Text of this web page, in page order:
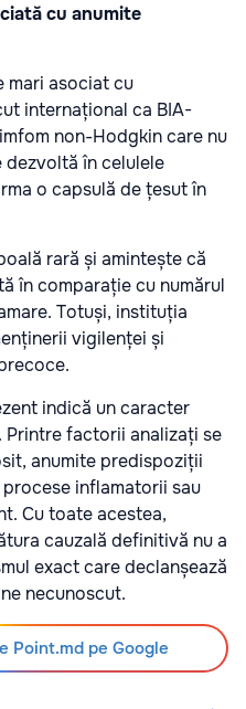
cu anumite
mari asociat cu
internațional ca BIA-
non-Hodgkin care nu
dezvoltă în celulele
o capsulă de țesut în
rară și amintește că
în comparație cu numărul
Totuși, instituția
vigilenței și
indică un caracter
factorii analizați se
anumite predispoziții
inflamatorii sau
Cu toate acestea,
cauzală definitivă nu a
exact care declanșează
necunoscut.
Point.md pe Google